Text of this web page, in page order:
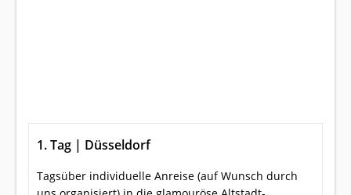
1. Tag | Düsseldorf
Tagsüber individuelle Anreise (auf Wunsch durch